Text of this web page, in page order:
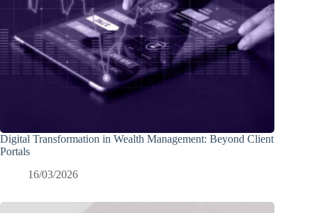
Digital Transformation in Wealth Management: Beyond Client
Portals
16/03/2026